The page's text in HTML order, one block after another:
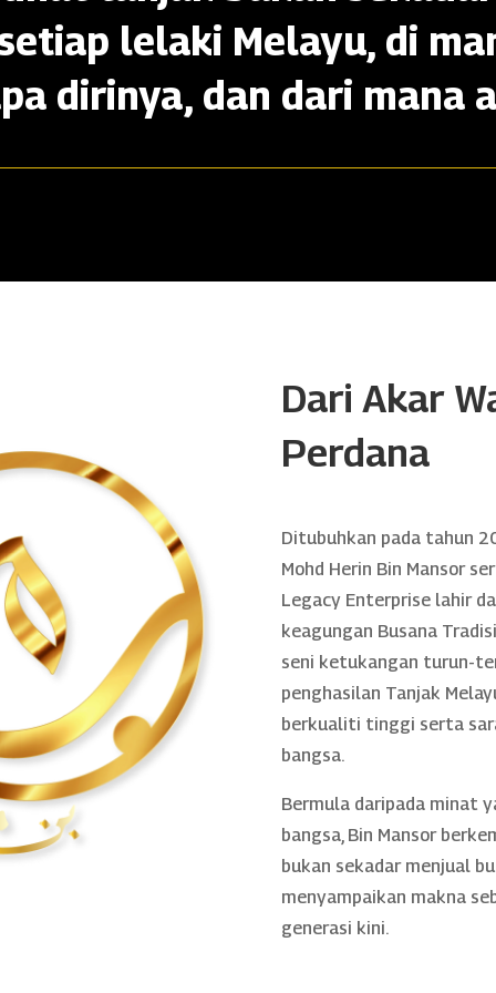
lelaki Melayu, di
dirinya, dan dari mana
Dari Akar
Perdana
Ditubuhkan pada tahun
Mohd Herin Bin Mansor
Legacy Enterprise lahir
keagungan Busana
seni ketukangan turun-
penghasilan Tanjak
berkualiti tinggi serta
bangsa.
Bermula daripada minat
bangsa, Bin Mansor
bukan sekadar menjual
menyampaikan makna
generasi kini.